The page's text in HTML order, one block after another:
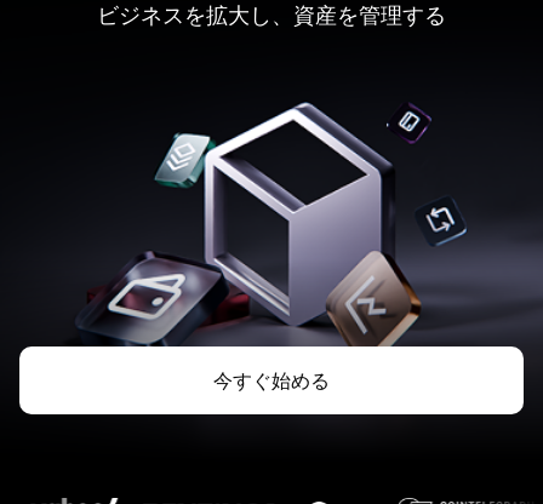
ビジネスを拡大し、資産を管理する
今すぐ始める